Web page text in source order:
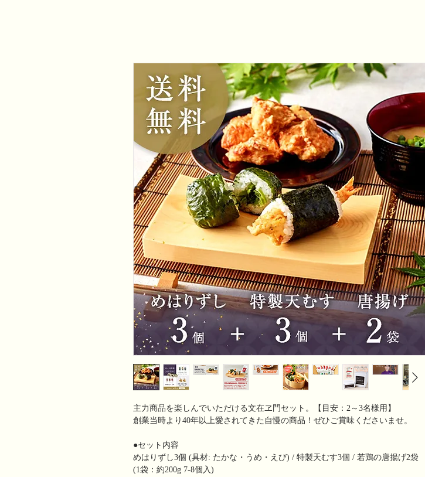
主力商品を楽しんでいただける文在ヱ門セット。【目安：2～3名様用】
創業当時より40年以上愛されてきた自慢の商品！ぜひご賞味くださいませ。
●セット内容
めはりずし3個 (具材: たかな・うめ・えび) / 特製天むす3個 / 若鶏の唐揚げ2袋
(1袋：約200g 7-8個入)